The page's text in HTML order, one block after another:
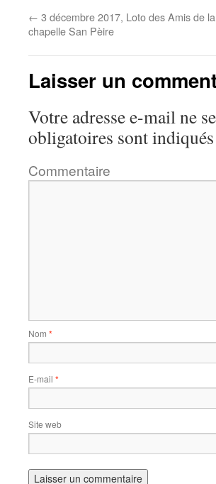
← 3 décembre 2017, Loto des Amis de la
chapelle San Pèire
Laisser un
Votre adresse e-mail ne
obligatoires sont indiqués
Commentaire
Nom *
E-mail *
Site web